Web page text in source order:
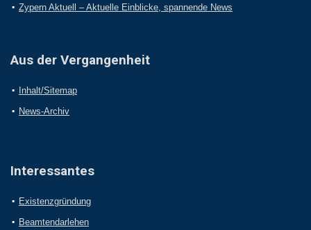
Zypern Aktuell – Aktuelle Einblicke, spannende News
Aus der Vergangenheit
Inhalt/Sitemap
News-Archiv
Interessantes
Existenzgründung
Beamtendarlehen